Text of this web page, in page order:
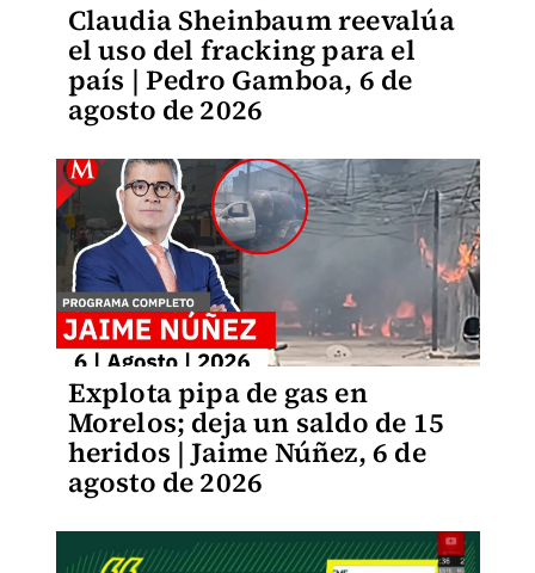
Claudia Sheinbaum reevalúa
el uso del fracking para el
país | Pedro Gamboa, 6 de
agosto de 2026
Explota pipa de gas en
Morelos; deja un saldo de 15
heridos | Jaime Núñez, 6 de
agosto de 2026